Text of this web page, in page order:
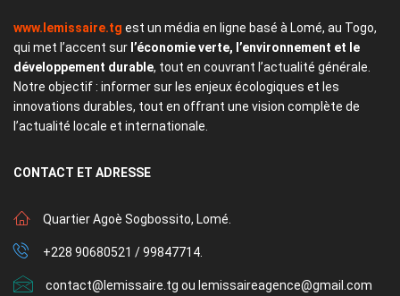
www.lemissaire.tg est un média en ligne basé à Lomé, au Togo,
qui met l’accent sur l’économie verte, l’environnement et le
développement durable, tout en couvrant l’actualité générale.
Notre objectif : informer sur les enjeux écologiques et les
innovations durables, tout en offrant une vision complète de
l’actualité locale et internationale.
CONTACT ET ADRESSE
Quartier Agoè Sogbossito, Lomé.
+228 90680521 / 99847714.
contact@lemissaire.tg ou lemissaireagence@gmail.com